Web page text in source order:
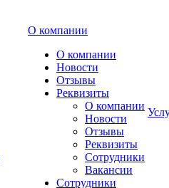
О компании
О компании
Новости
Отзывы
Реквизиты
О компании
Новости
Отзывы
Реквизиты
Сотрудники
Вакансии
Сотрудники